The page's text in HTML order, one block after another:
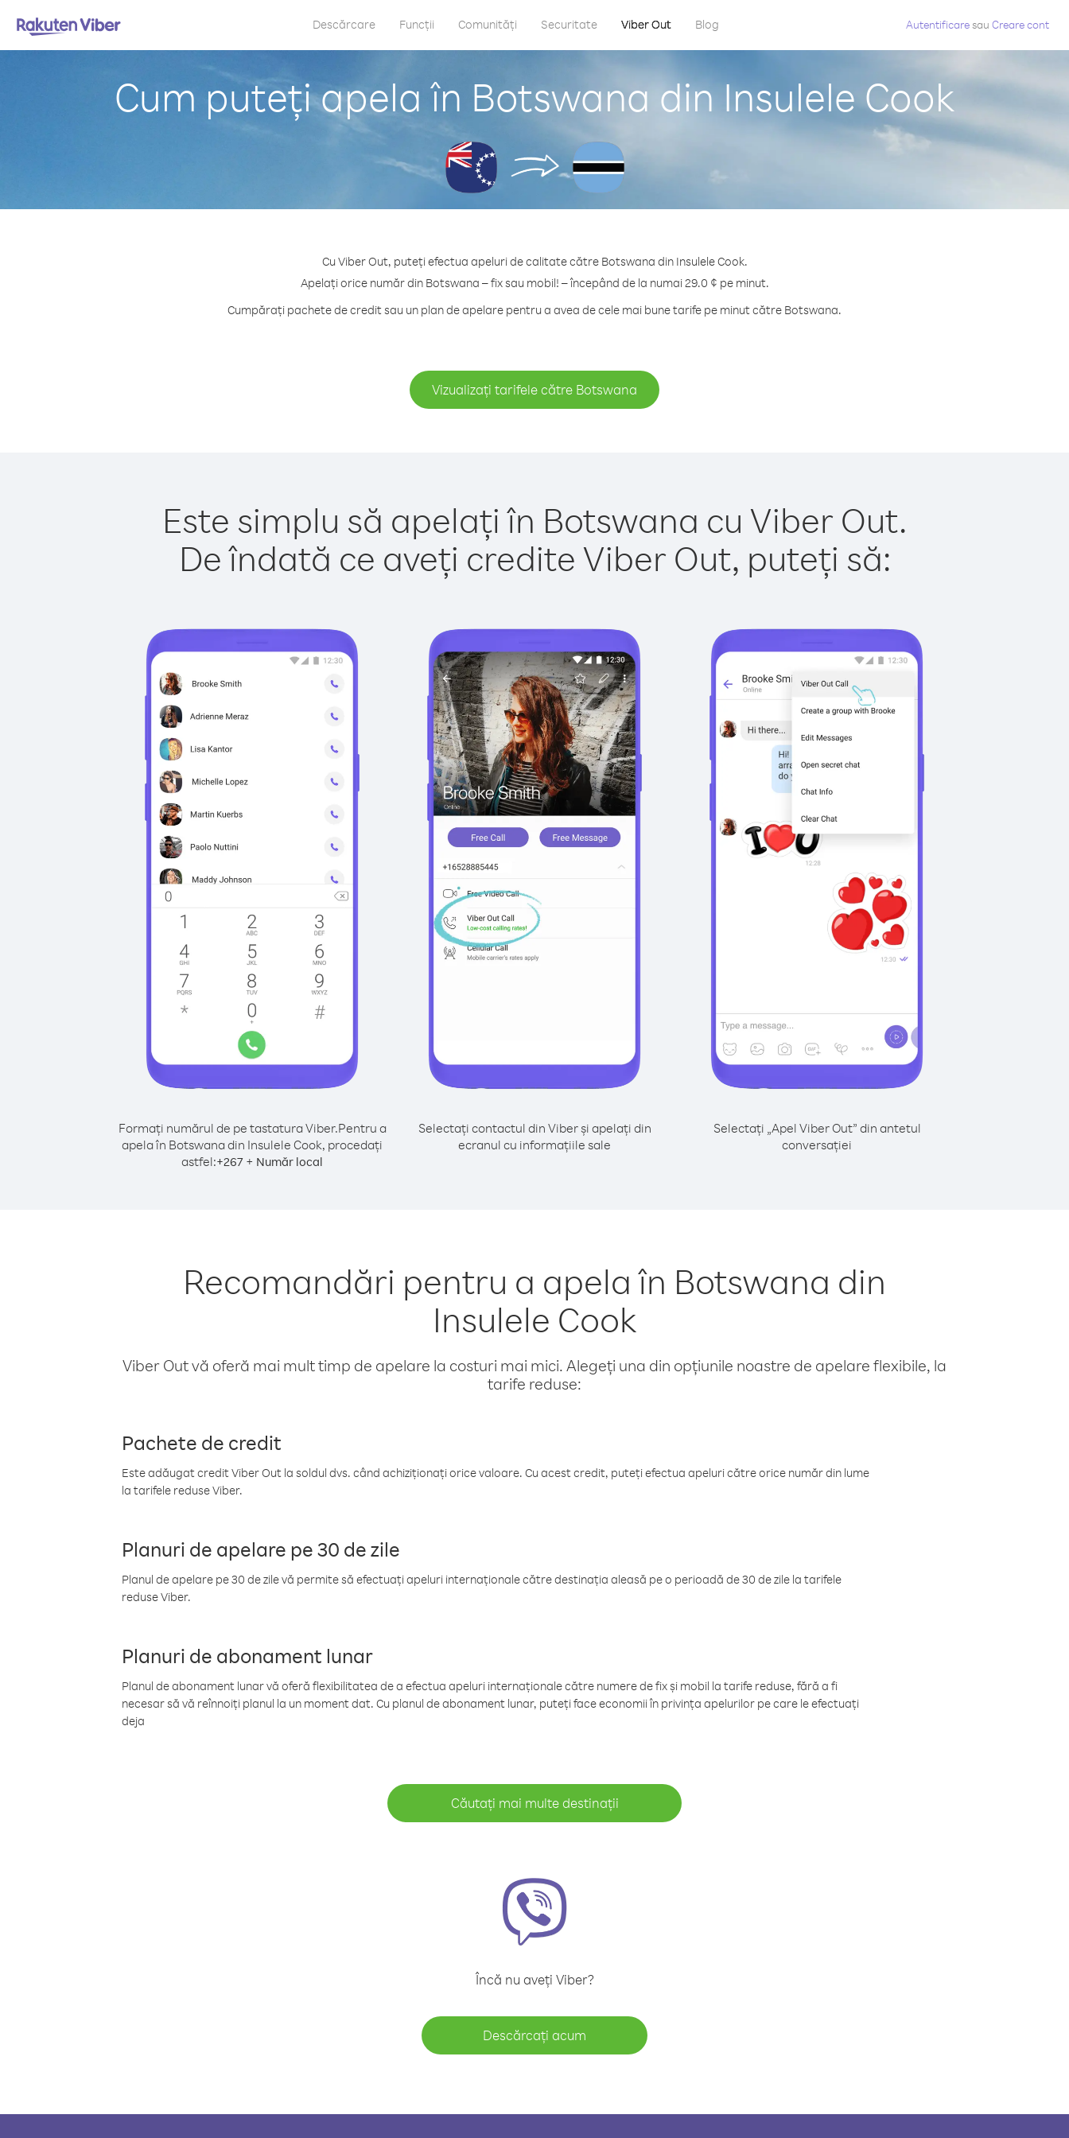
Descărcare Funcții Comunități Securitate Viber Out Blog Autentificaresau Creare cont
Cum puteți apela în Botswana din Insulele Cook
Cu Viber Out, puteți efectua apeluri de calitate către Botswana din Insulele Cook.
Apelați orice număr din Botswana – fix sau mobil! – începând de la numai 29.0 ¢ pe minut.
Cumpărați pachete de credit sau un plan de apelare pentru a avea de cele mai bune tarife pe minut către Botswana.
Vizualizați tarifele către Botswana
Este simplu să apelați în Botswana cu Viber Out.
De îndată ce aveți credite Viber Out, puteți să:
Formați numărul de pe tastatura Viber.Pentru a
apela în Botswana din Insulele Cook, procedați
astfel:+267 + Număr local
Selectați contactul din Viber și apelați din
ecranul cu informațiile sale
Selectați „Apel Viber Out” din antetul
conversației
Recomandări pentru a apela în Botswana din
Insulele Cook
Viber Out vă oferă mai mult timp de apelare la costuri mai mici. Alegeți una din opțiunile noastre de apelare flexibile, la
tarife reduse:
Pachete de credit
Este adăugat credit Viber Out la soldul dvs. când achiziționați orice valoare. Cu acest credit, puteți efectua apeluri către orice număr din lume
la tarifele reduse Viber.
Planuri de apelare pe 30 de zile
Planul de apelare pe 30 de zile vă permite să efectuați apeluri internaționale către destinația aleasă pe o perioadă de 30 de zile la tarifele
reduse Viber.
Planuri de abonament lunar
Planul de abonament lunar vă oferă flexibilitatea de a efectua apeluri internaționale către numere de fix și mobil la tarife reduse, fără a fi
necesar să vă reînnoiți planul la un moment dat. Cu planul de abonament lunar, puteți face economii în privința apelurilor pe care le efectuați
deja
Căutați mai multe destinații
Încă nu aveți Viber?
Descărcați acum